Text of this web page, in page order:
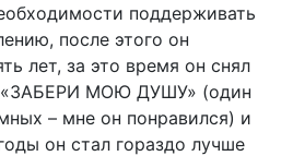
поддерживать
после этого он
лет, за это время он снял
«ЗАБЕРИ МОЮ ДУШУ» (один
– мне он понравился) и
он стал гораздо лучше